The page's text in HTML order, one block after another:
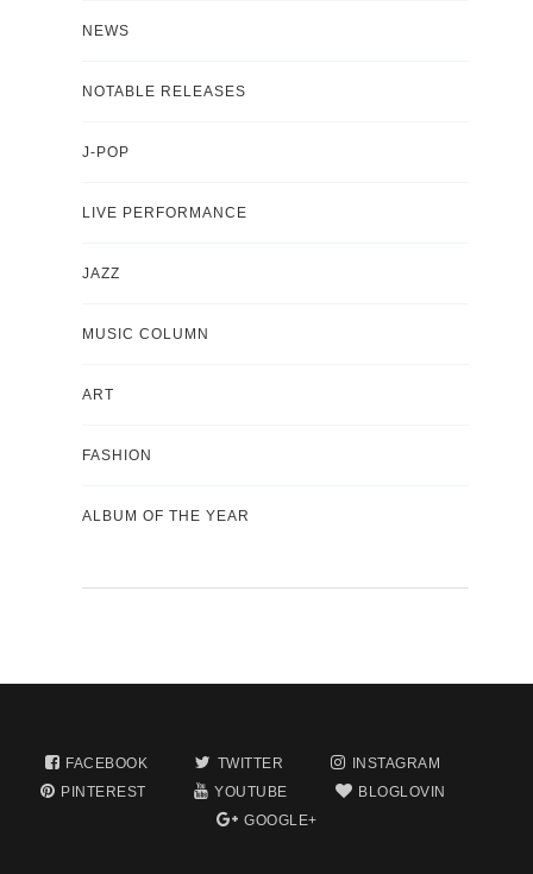
NEWS
NOTABLE RELEASES
J-POP
LIVE PERFORMANCE
JAZZ
MUSIC COLUMN
ART
FASHION
ALBUM OF THE YEAR
FACEBOOK TWITTER
INSTAGRAM
PINTEREST
YOUTUBE
BLOGLOVIN
GOOGLE+